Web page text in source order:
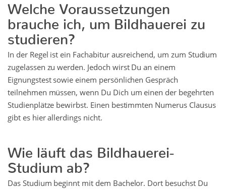
Welche Voraussetzungen
brauche ich, um Bildhauerei zu
studieren?
In der Regel ist ein Fachabitur ausreichend, um zum Studium
zugelassen zu werden. Jedoch wirst Du an einem
Eignungstest sowie einem persönlichen Gespräch
teilnehmen müssen, wenn Du Dich um einen der begehrten
Studienplätze bewirbst. Einen bestimmten Numerus Clausus
gibt es hier allerdings nicht.
Wie läuft das Bildhauerei-
Studium ab?
Das Studium beginnt mit dem Bachelor. Dort besuchst Du